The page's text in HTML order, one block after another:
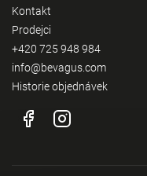
Kontakt
Prodejci
+420 725 948 984
info@bevagus.com
Historie objednávek